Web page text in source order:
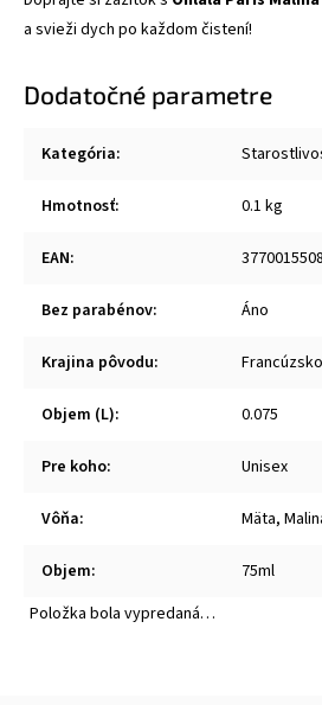
a svieži dych po každom čistení!
Dodatočné parametre
Kategória:
Hmotnosť: 0.1 kg
EAN:
Bez parabénov: Áno
Krajina pôvodu: Francúzsko
Objem (L): 0.075
Pre koho: Unisex
Vôňa: Mäta,
Objem:
75ml
Položka bola vypredaná…